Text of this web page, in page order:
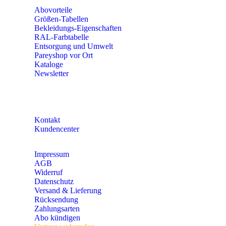
Abovorteile
Größen-Tabellen
Bekleidungs-Eigenschaften
RAL-Farbtabelle
Entsorgung und Umwelt
Pareyshop vor Ort
Kataloge
Newsletter
Kontakt
Kundencenter
Impressum
AGB
Widerruf
Datenschutz
Versand & Lieferung
Rücksendung
Zahlungsarten
Abo kündigen